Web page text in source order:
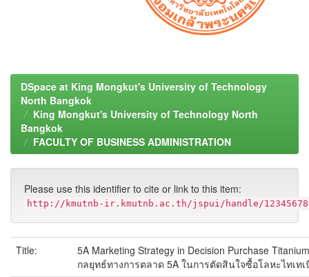
DSpace at King Mongkut's University of Technology
North Bangkok
King Mongkut's University of Technology North
Bangkok
FACULTY OF BUSINESS ADMINISTRATION
Please use this identifier to cite or link to this item:
http://kmutnb-ir.kmutnb.ac.th/jspui/handle/
Title:
5A Marketing Strategy in Decision Purchase
กลยุทธ์ทางการตลาด 5A ในการตัดสินใจซื้อโลหะไทเท